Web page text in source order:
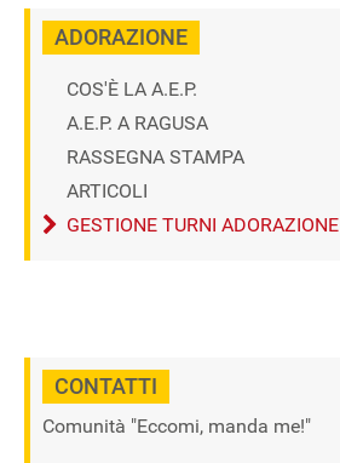
ADORAZIONE
COS'È LA A.E.P.
A.E.P. A RAGUSA
RASSEGNA STAMPA
ARTICOLI
GESTIONE TURNI ADORAZIONE
CONTATTI
Comunità "Eccomi, manda me!"